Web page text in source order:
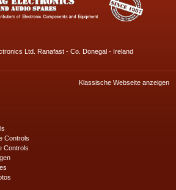
Ltd. Ranafast - Co. Donegal - Ireland
Klassische Webseite anzeigen
Controls
Controls